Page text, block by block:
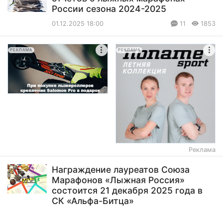
Роcсии сезона 2024-2025
01.12.2025 18:00 11 1853
РЕКЛАМА РЕКЛАМА
Реклама
Награждение лауреатов Союза
Марафонов «Лыжная Россия»
состоится 21 декабря 2025 года в
СК «Альфа-Битца»